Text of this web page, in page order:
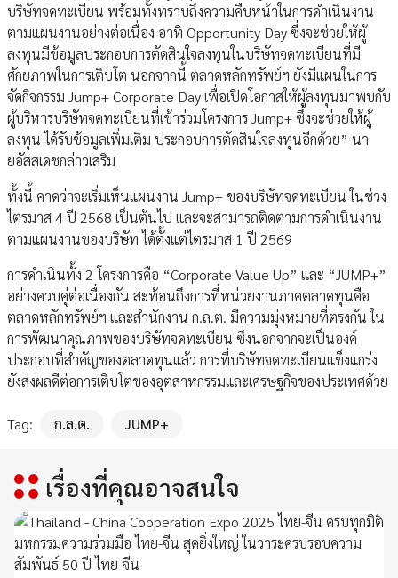
บริษัทจดทะเบียน พร้อมทั้งทราบถึงความคืบหน้าในการดำเนินงาน
ตามแผนงานอย่างต่อเนื่อง อาทิ Opportunity Day ซึ่งจะช่วยให้ผู้
ลงทุนมีข้อมูลประกอบการตัดสินใจลงทุนในบริษัทจดทะเบียนที่มี
ศักยภาพในการเติบโต นอกจากนี้ ตลาดหลักทรัพย์ฯ ยังมีแผนในการ
จัดกิจกรรม Jump+ Corporate Day เพื่อเปิดโอกาสให้ผู้ลงทุนมาพบกับ
ผู้บริหารบริษัทจดทะเบียนที่เข้าร่วมโครงการ Jump+ ซึ่งจะช่วยให้ผู้
ลงทุน ได้รับข้อมูลเพิ่มเติม ประกอบการตัดสินใจลงทุนอีกด้วย” นา
ยอัสสเดชกล่าวเสริม
ทั้งนี้ คาดว่าจะเริ่มเห็นแผนงาน Jump+ ของบริษัทจดทะเบียน ในช่วง
ไตรมาส 4 ปี 2568 เป็นต้นไป และจะสามารถติดตามการดำเนินงาน
ตามแผนงานของบริษัท ได้ตั้งแต่ไตรมาส 1 ปี 2569
การดำเนินทั้ง 2 โครงการคือ “Corporate Value Up” และ “JUMP+”
อย่างควบคู่ต่อเนื่องกัน สะท้อนถึงการที่หน่วยงานภาคตลาดทุนคือ
ตลาดหลักทรัพย์ฯ และสำนักงาน ก.ล.ต. มีความมุ่งหมายที่ตรงกัน ใน
การพัฒนาคุณภาพของบริษัทจดทะเบียน ซึ่งนอกจากจะเป็นองค์
ประกอบที่สำคัญของตลาดทุนแล้ว การที่บริษัทจดทะเบียนแข็งแกร่ง
ยังส่งผลดีต่อการเติบโตของอุตสาหกรรมและเศรษฐกิจของประเทศด้วย
Tag: ก.ล.ต. JUMP+
เรื่องที่คุณอาจสนใจ